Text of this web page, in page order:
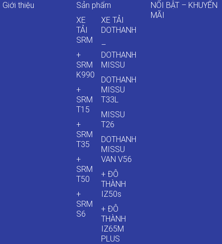
Giới thiệu
Sản phẩm
XE
TẢI
SRM
+
SRM
K990
+
SRM
T15
+
SRM
T35
+
SRM
T50
+
SRM
S6
XE TẢI
DOTHANH
–
DOTHANH
MISSU
DOTHANH
MISSU
T33L
MISSU
T26
DOTHANH
MISSU
VAN V56
+ ĐÔ
THÀNH
IZ50s
+ ĐÔ
THÀNH
IZ65M
PLUS
NỔI BẬT – KHUYẾN
MÃI